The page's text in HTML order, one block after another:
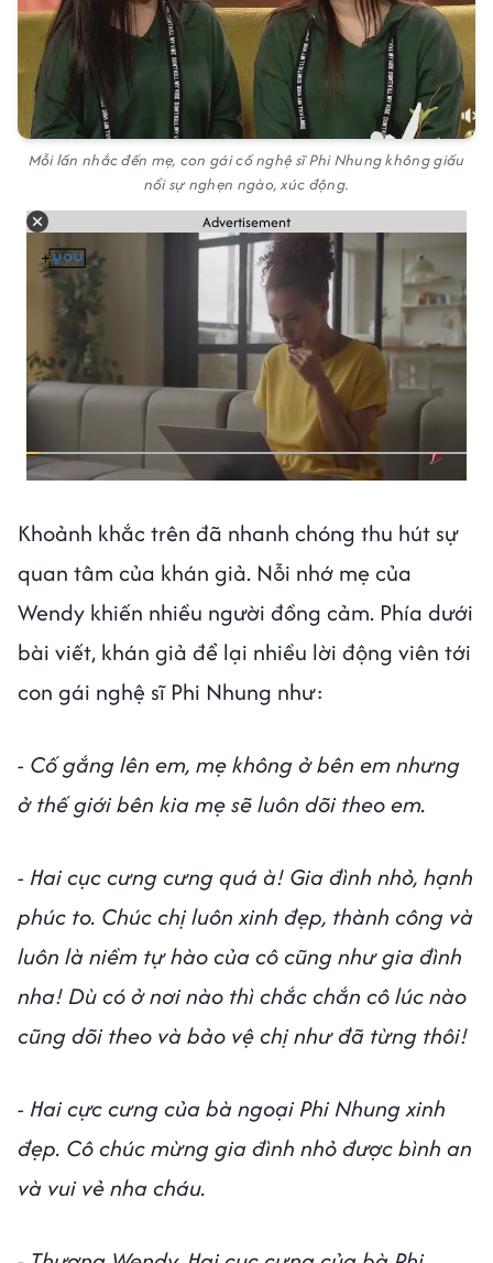
Mỗi lần nhắc đến mẹ, con gái cố nghệ sĩ Phi Nhung không giấu
nổi sự nghẹn ngào, xúc động.
Advertisement
Khoảnh khắc trên đã nhanh chóng thu hút sự
quan tâm của khán giả. Nỗi nhớ mẹ của
Wendy khiến nhiều người đồng cảm. Phía dưới
bài viết, khán giả để lại nhiều lời động viên tới
con gái nghệ sĩ Phi Nhung như:
- Cố gắng lên em, mẹ không ở bên em nhưng
ở thế giới bên kia mẹ sẽ luôn dõi theo em.
- Hai cục cưng cưng quá à! Gia đình nhỏ, hạnh
phúc to. Chúc chị luôn xinh đẹp, thành công và
luôn là niềm tự hào của cô cũng như gia đình
nha! Dù có ở nơi nào thì chắc chắn cô lúc nào
cũng dõi theo và bảo vệ chị như đã từng thôi!
- Hai cực cưng của bà ngoại Phi Nhung xinh
đẹp. Cô chúc mừng gia đình nhỏ được bình an
và vui vẻ nha cháu.